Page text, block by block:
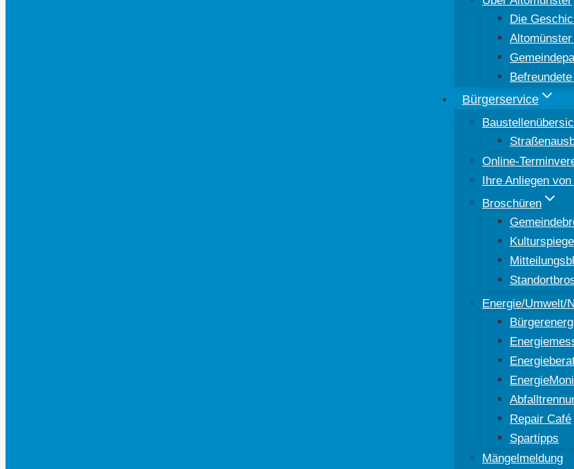
Die
Bürgerservice
Online-
Ihre Anliegen
Broschüren
Energie/Umwelt/
Repair Café
Spartipps
Mängelmeldung